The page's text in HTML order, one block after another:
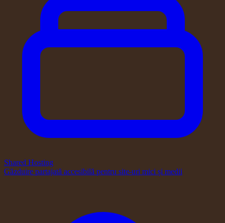
Shared Hosting
Găzduire partajată accesibilă pentru site-uri mici și medii